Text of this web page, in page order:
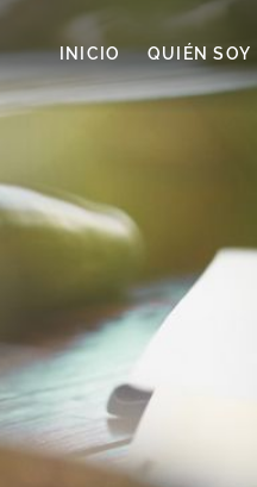
INICIO QUIÉN SOY